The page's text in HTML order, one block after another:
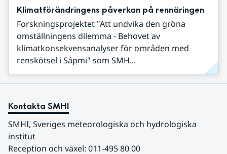
Klimatförändringens påverkan på rennäringen
Forskningsprojektet "Att undvika den gröna
omställningens dilemma - Behovet av
klimatkonsekvensanalyser för områden med
renskötsel i Sápmi" som SMH...
Kontakta SMHI
SMHI, Sveriges meteorologiska och hydrologiska
institut
Reception och växel: 011-495 80 00